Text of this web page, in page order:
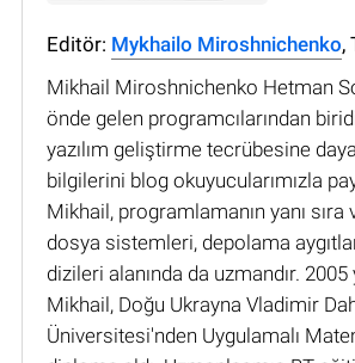
Editör: Mykhailo Miroshnichenko,
Mikhail Miroshnichenko Hetman
önde gelen programcılarından
yazılım geliştirme tecrübesine
bilgilerini blog okuyucularımızla
Mikhail, programlamanın yanı
dosya sistemleri, depolama
dizileri alanında da uzmandır. 2005
Mikhail, Doğu Ukrayna Vladimir
Üniversitesi'nden Uygulamalı